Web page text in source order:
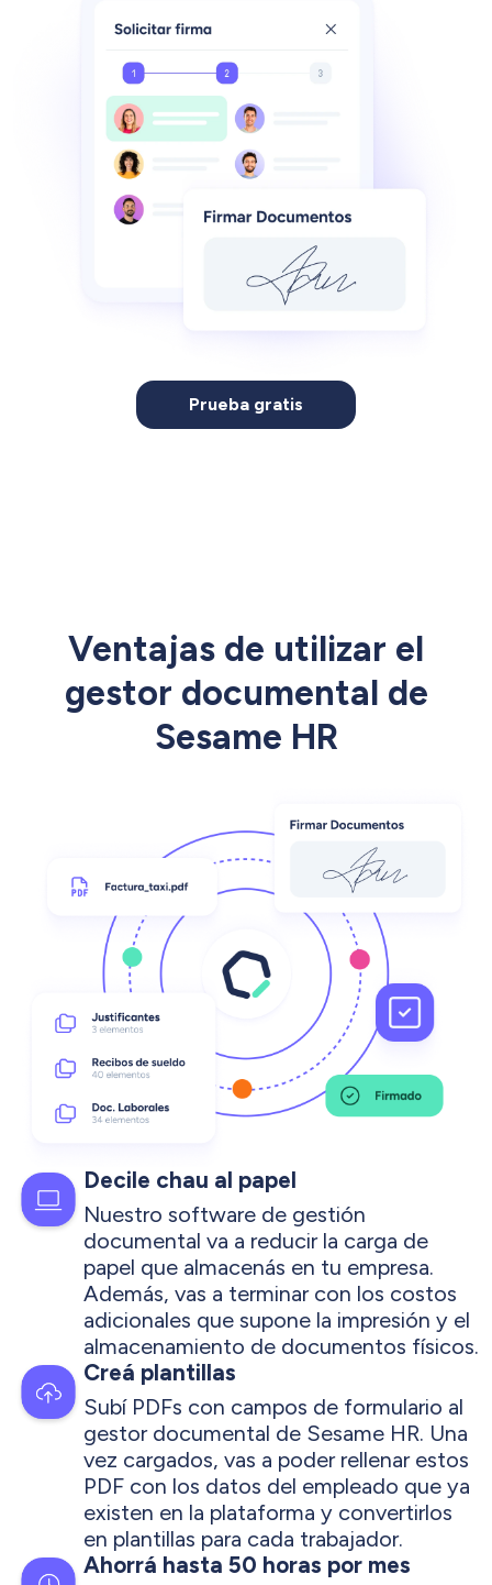
Prueba gratis
Ventajas de utilizar el
gestor documental de
Sesame HR
Decile chau al papel
Nuestro software de gestión
documental va a reducir la carga de
papel que almacenás en tu empresa.
Además, vas a terminar con los costos
adicionales que supone la impresión y el
almacenamiento de documentos físicos.
Creá plantillas
Subí PDFs con campos de formulario al
gestor documental de Sesame HR. Una
vez cargados, vas a poder rellenar estos
PDF con los datos del empleado que ya
existen en la plataforma y convertirlos
en plantillas para cada trabajador.
Ahorrá hasta 50 horas por mes